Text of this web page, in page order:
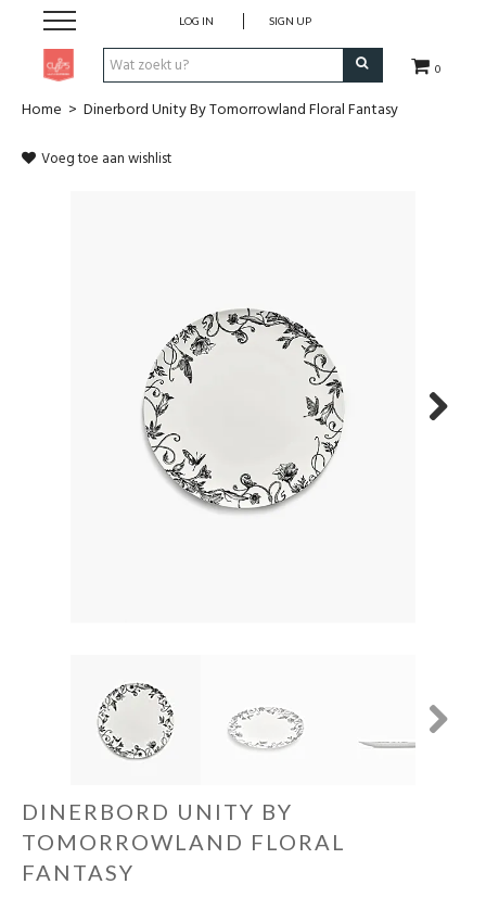
0
LOG IN SIGN UP
Pen & Papier
School & Travel
Cadeaubon
Home > Dinerbord Unity By Tomorrowland Floral Fantasy
Voeg toe aan wishlist
DINERBORD UNITY BY
TOMORROWLAND FLORAL
FANTASY